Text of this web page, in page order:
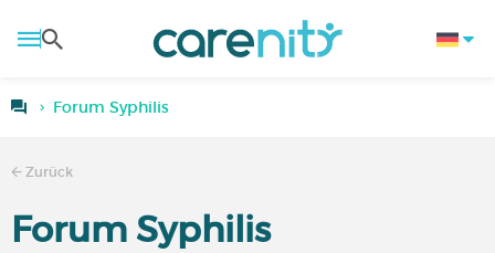
Forum Syphilis
Zurück
Forum Syphilis